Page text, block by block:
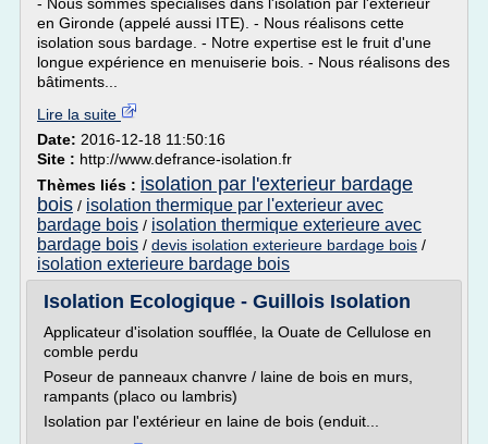
en Gironde (appelé aussi ITE). - Nous réalisons cette
isolation sous bardage. - Notre expertise est le fruit d'une
longue expérience en menuiserie bois. - Nous réalisons des
bâtiments...
Lire la suite
Date: 2016-12-18 11:50:16
Site : http://www.defrance-isolation.fr
Thèmes liés : isolation par l'exterieur bardage
bois / isolation thermique par l'exterieur avec
bardage bois / isolation thermique exterieure avec
bardage bois / devis isolation exterieure bardage bois /
isolation exterieure bardage bois
Isolation Ecologique - Guillois Isolation
Applicateur d'isolation soufflée, la Ouate de Cellulose en
comble perdu
Poseur de panneaux chanvre / laine de bois en murs,
rampants (placo ou lambris)
Isolation par l'extérieur en laine de bois (enduit...